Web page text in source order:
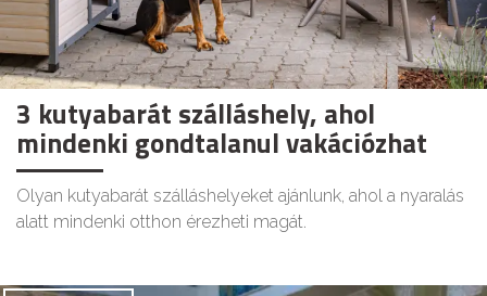
3 kutyabarát szálláshely, ahol
mindenki gondtalanul vakációzhat
Olyan kutyabarát szálláshelyeket ajánlunk, ahol a nyaralás
alatt mindenki otthon érezheti magát.